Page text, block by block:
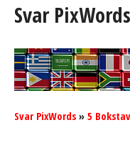
Svar PixWords
Svar PixWords » 5